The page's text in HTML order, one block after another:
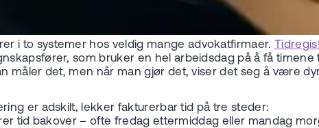
i to systemer hos veldig mange advokatfirmaer.
som bruker en hel arbeidsdag på å få timene
måler det, men når man gjør det, viser det seg å være
er adskilt, lekker fakturerbar tid på tre steder:
tid bakover – ofte fredag ettermiddag eller mandag